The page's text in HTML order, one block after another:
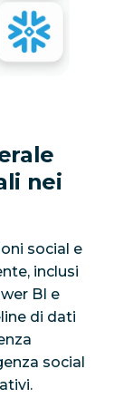
nei
social e
inclusi
BI e
di dati
social